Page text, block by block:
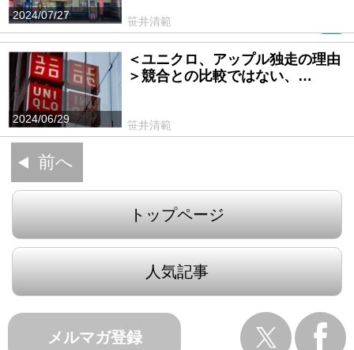
2024/07/27
笹井清範
2024/06/29
＜ユニクロ、アップル独走の理由
＞競合との比較ではない、…
笹井清範
前へ
トップページ
人気記事
メルマガ登録